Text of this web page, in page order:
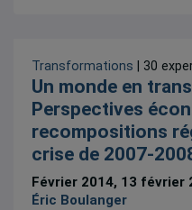
Transformations | 30
Un monde en
Perspectives
recompositions
crise de 2007-
Février 2014, 13 février
Éric Boulanger